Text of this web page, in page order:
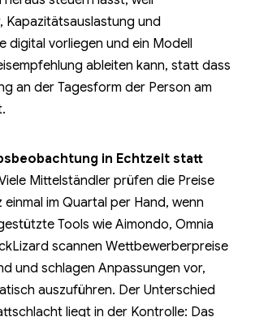
Kapazitätsauslastung und
digital vorliegen und ein Modell
ableiten kann, statt dass
an der Tagesform der Person am
in Echtzeit statt
Mittelständler prüfen die Preise
im Quartal per Hand, wenn
Tools wie Aimondo, Omnia
scannen Wettbewerberpreise
und schlagen Anpassungen vor,
auszuführen. Der Unterschied
liegt in der Kontrolle: Das